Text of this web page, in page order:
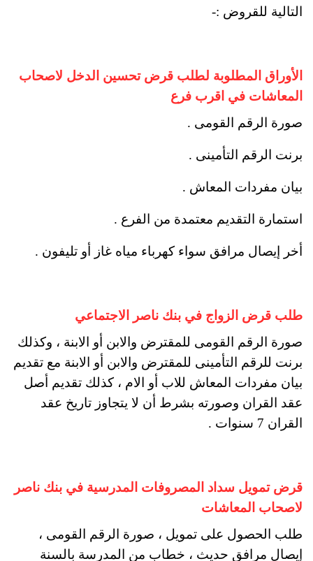
التالية للقروض :-
الأوراق المطلوبة لطلب قرض تحسين الدخل لاصحاب
المعاشات في اقرب فرع
صورة الرقم القومى .
برنت الرقم التأمينى .
بيان مفردات المعاش .
استمارة التقديم معتمدة من الفرع .
أخر إيصال مرافق سواء كهرباء مياه غاز أو تليفون .
طلب قرض الزواج في بنك ناصر الاجتماعي
صورة الرقم القومى للمقترض والابن أو الابنة ، وكذلك
برنت للرقم التأمينى للمقترض والابن أو الابنة مع تقديم
بيان مفردات المعاش للاب أو الام ، كذلك تقديم أصل
عقد القران وصورته بشرط أن لا يتجاوز تاريخ عقد
القران 7 سنوات .
قرض تمويل سداد المصروفات المدرسية في بنك ناصر
لاصحاب المعاشات
طلب الحصول على تمويل ، صورة الرقم القومى ،
إيصال مرافق حديث ، خطاب من المدرسة بالسنة